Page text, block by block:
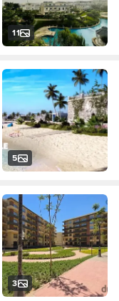
11
5
3